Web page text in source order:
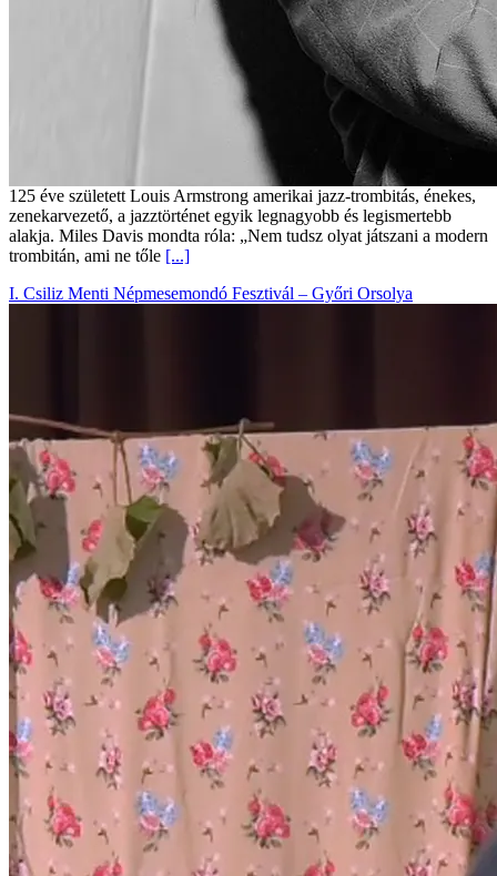
125 éve született Louis Armstrong amerikai jazz-trombitás, énekes,
zenekarvezető, a jazztörténet egyik legnagyobb és legismertebb
alakja. Miles Davis mondta róla: „Nem tudsz olyat játszani a modern
trombitán, ami ne tőle [...]
I. Csiliz Menti Népmesemondó Fesztivál – Győri Orsolya